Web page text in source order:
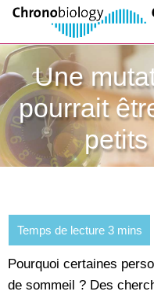
Une
pourrait
petits
Pourquoi certaines
de sommeil ? Des